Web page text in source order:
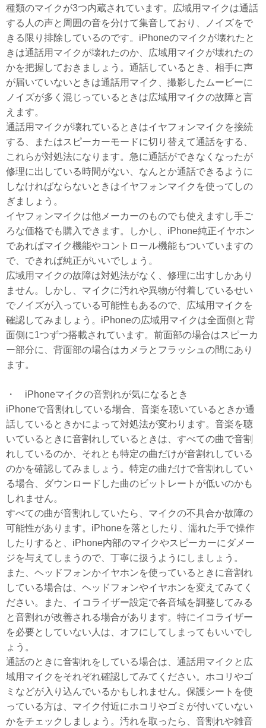
種類のマイクが3つ内蔵されています。広域用マイクは通話
する人の声と周囲の音を分けて集音しており、ノイズをで
きる限り排除しているのです。iPhoneのマイクが壊れたと
きは通話用マイクが壊れたのか、広域用マイクが壊れたの
かを把握しておきましょう。通話しているとき、相手に声
が届いていないときは通話用マイク、撮影したムービーに
ノイズが多く混じっているときは広域用マイクの故障と言
えます。
通話用マイクが壊れているときはイヤフォンマイクを接続
する、またはスピーカーモードに切り替えて通話をする、
これらが対処法になります。急に通話ができなくなったが
修理に出している時間がない、なんとか通話できるように
しなければならないときはイヤフォンマイクを使ってしの
ぎましょう。
イヤフォンマイクは他メーカーのものでも使えますし手ご
ろな価格でも購入できます。しかし、iPhone純正イヤホン
であればマイク機能やコントロール機能もついていますの
で、できれば純正がいいでしょう。
広域用マイクの故障は対処法がなく、修理に出すしかあり
ません。しかし、マイクに汚れや異物が付着しているせい
でノイズが入っている可能性もあるので、広域用マイクを
確認してみましょう。iPhoneの広域用マイクは全面側と背
面側に1つずつ搭載されています。前面部の場合はスピーカ
ー部分に、背面部の場合はカメラとフラッシュの間にあり
ます。
・ iPhoneマイクの音割れが気になるとき
iPhoneで音割れしている場合、音楽を聴いているときか通
話しているときかによって対処法が変わります。音楽を聴
いているときに音割れしているときは、すべての曲で音割
れしているのか、それとも特定の曲だけが音割れしている
のかを確認してみましょう。特定の曲だけで音割れしてい
る場合、ダウンロードした曲のビットレートが低いのかも
しれません。
すべての曲が音割れしていたら、マイクの不具合か故障の
可能性があります。iPhoneを落としたり、濡れた手で操作
したりすると、iPhone内部のマイクやスピーカーにダメー
ジを与えてしまうので、丁寧に扱うようにしましょう。
また、ヘッドフォンかイヤホンを使っているときに音割れ
している場合は、ヘッドフォンやイヤホンを変えてみてく
ださい。また、イコライザー設定で各音域を調整してみる
と音割れが改善される場合があります。特にイコライザー
を必要としていない人は、オフにしてしまってもいいでし
ょう。
通話のときに音割れをしている場合は、通話用マイクと広
域用マイクをそれぞれ確認してみてください。ホコリやゴ
ミなどが入り込んでいるかもしれません。保護シートを使
っている方は、マイク付近にホコリやゴミが付いていない
かをチェックしましょう。汚れを取ったら、音割れや雑音